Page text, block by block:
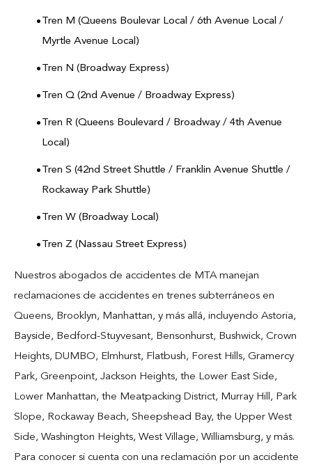
Tren M (Queens Boulevar Local / 6th Avenue Local /
Myrtle Avenue Local)
Tren N (Broadway Express)
Tren Q (2nd Avenue / Broadway Express)
Tren R (Queens Boulevard / Broadway / 4th Avenue
Local)
Tren S (42nd Street Shuttle / Franklin Avenue Shuttle /
Rockaway Park Shuttle)
Tren W (Broadway Local)
Tren Z (Nassau Street Express)
Nuestros abogados de accidentes de MTA manejan
reclamaciones de accidentes en trenes subterráneos en
Queens, Brooklyn, Manhattan, y más allá, incluyendo Astoria,
Bayside, Bedford-Stuyvesant, Bensonhurst, Bushwick, Crown
Heights, DUMBO, Elmhurst, Flatbush, Forest Hills, Gramercy
Park, Greenpoint, Jackson Heights, the Lower East Side,
Lower Manhattan, the Meatpacking District, Murray Hill, Park
Slope, Rockaway Beach, Sheepshead Bay, the Upper West
Side, Washington Heights, West Village, Williamsburg, y más.
Para conocer si cuenta con una reclamación por un accidente